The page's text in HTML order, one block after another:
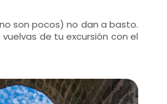
son pocos) no dan a basto.
de tu excursión con el